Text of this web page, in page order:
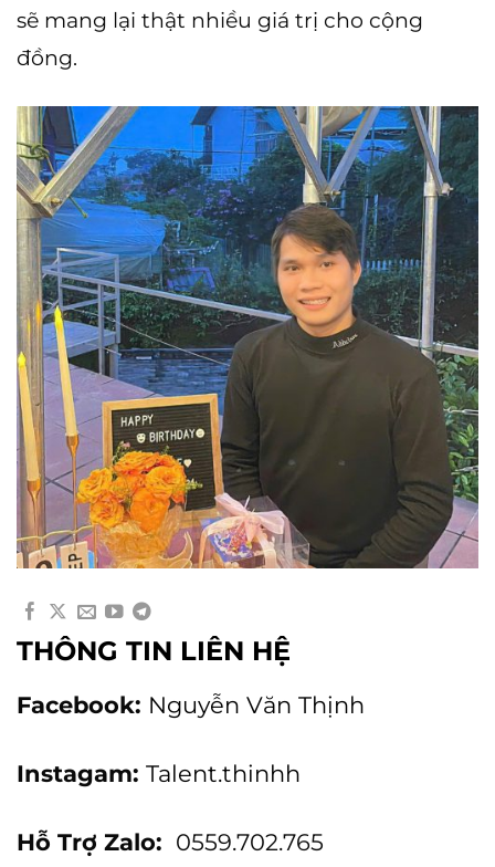
sẽ mang lại thật nhiều giá trị cho cộng
đồng.
THÔNG TIN LIÊN HỆ
Facebook: Nguyễn Văn Thịnh
Instagam: Talent.thinhh
Hỗ Trợ Zalo: 0559.702.765